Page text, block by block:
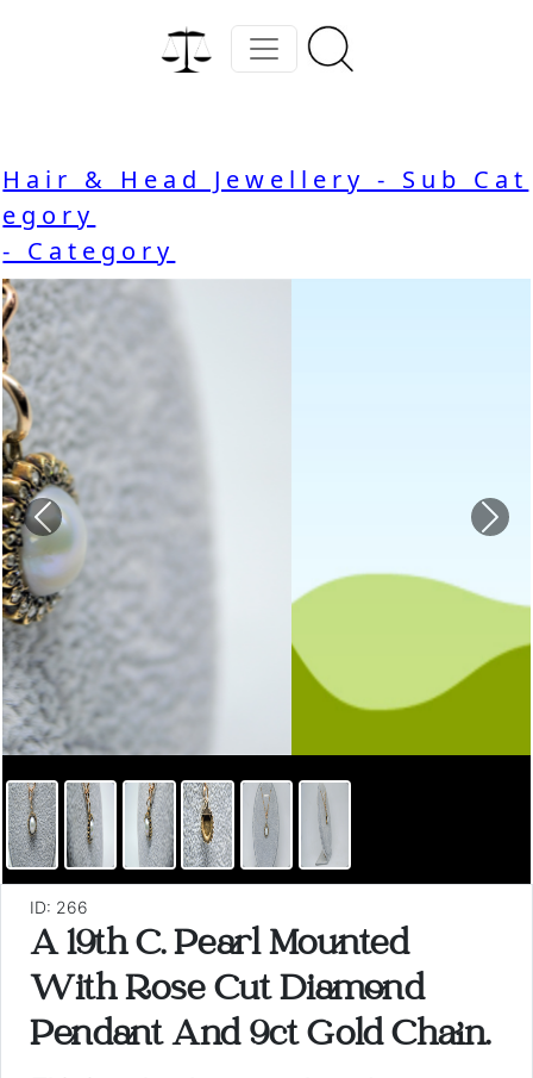
Hair & Head Jewellery - Sub Cat
egory
- Category
Previous
ID: 266
A 19th C. Pearl Mounted
With Rose Cut Diamond
Pendant And 9ct Gold Chain.